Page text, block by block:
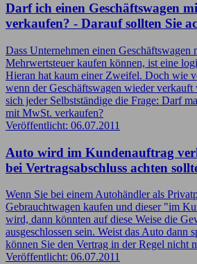
Darf ich einen Geschäftswagen
verkaufen? - Darauf sollten Sie
Dass Unternehmen einen Geschäftswagen
Mehrwertsteuer kaufen können, ist eine
Hieran hat kaum einer Zweifel. Doch wie
wenn der Geschäftswagen wieder
sich jeder Selbstständige die Frage: Darf
mit MwSt. verkaufen?
Veröffentlicht: 06.07.2011
Auto wird im Kundenauftrag
bei Vertragsabschluss achten
Wenn Sie bei einem Autohändler als
Gebrauchtwagen kaufen und dieser "im
wird, dann könnten auf diese Weise die
ausgeschlossen sein. Weist das Auto dann
können Sie den Vertrag in der Regel nicht
Veröffentlicht: 06.07.2011